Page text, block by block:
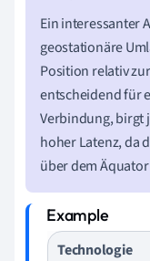
Ein interessanter
geostationäre
Position relativ
entscheidend für
Verbindung, birgt
hoher Latenz, da
über dem
Technologie